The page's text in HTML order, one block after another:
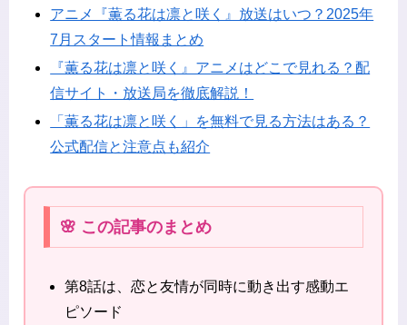
アニメ『薫る花は凛と咲く』放送はいつ？2025年
7月スタート情報まとめ
『薫る花は凛と咲く』アニメはどこで見れる？配
信サイト・放送局を徹底解説！
「薫る花は凛と咲く」を無料で見る方法はある？
公式配信と注意点も紹介
🌸 この記事のまとめ
第8話は、恋と友情が同時に動き出す感動エ
ピソード